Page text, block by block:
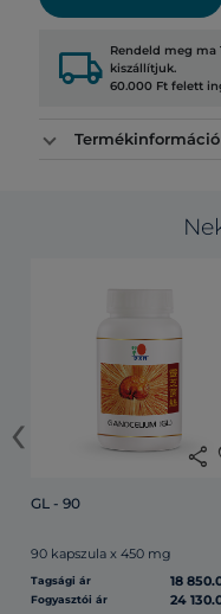
local_shipping Rendeld meg ma
kiszállítjuk.
60.000 Ft felett
Termékinformáció
share
GL - 90
90 kapszula x 450 mg
Tagsági ár 18
Fogyasztói ár 24
‹